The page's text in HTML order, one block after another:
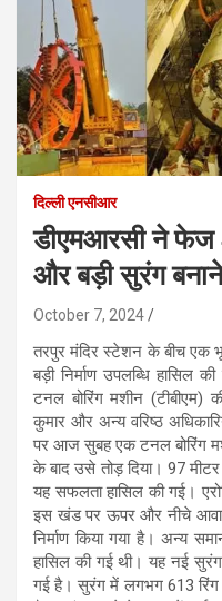
दिल्ली एनसीआर
डीएमआरसी ने फेज
और बड़ी सुरंग
October 7, 2024
तरपुर मंदिर स्टेशन के बीच एक
बड़ी निर्माण उपलब्धि हासिल
टनल बोरिंग मशीन (टीबीएम)
कुमार और अन्य वरिष्ठ
पर आज सुबह एक टनल बोरिंग
के बाद उसे तोड़ दिया। 97
यह सफलता हासिल की गई।
इस खंड पर ऊपर और नीचे
निर्माण किया गया है। अन्य
हासिल की गई थी। यह नई
गई है। सुरंग में लगभग 613 रिंग